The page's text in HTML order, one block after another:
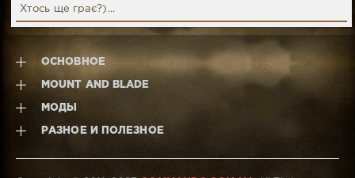
Хтось ще грає?)...
ОСНОВНОЕ
MOUNT AND BLADE
МОДЫ
РАЗНОЕ И ПОЛЕЗНОЕ